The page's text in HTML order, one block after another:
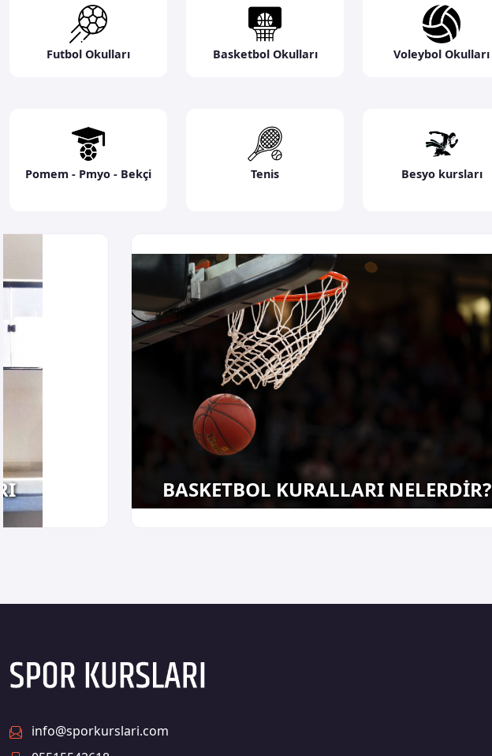
Futbol Okulları Basketbol Okulları Voleybol Okulları
Pomem - Pmyo - Bekçi Tenis Besyo kursları
BASKETBOL KURALLARI NELERDİR?
info@sporkurslari.com